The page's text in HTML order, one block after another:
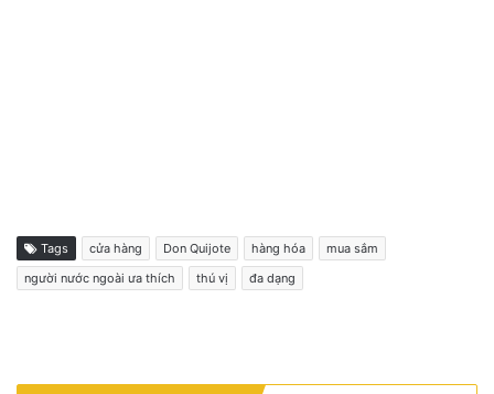
Tags cửa hàng Don Quijote hàng hóa
mua sắm
người nước ngoài ưa thích
thú vị đa dạng